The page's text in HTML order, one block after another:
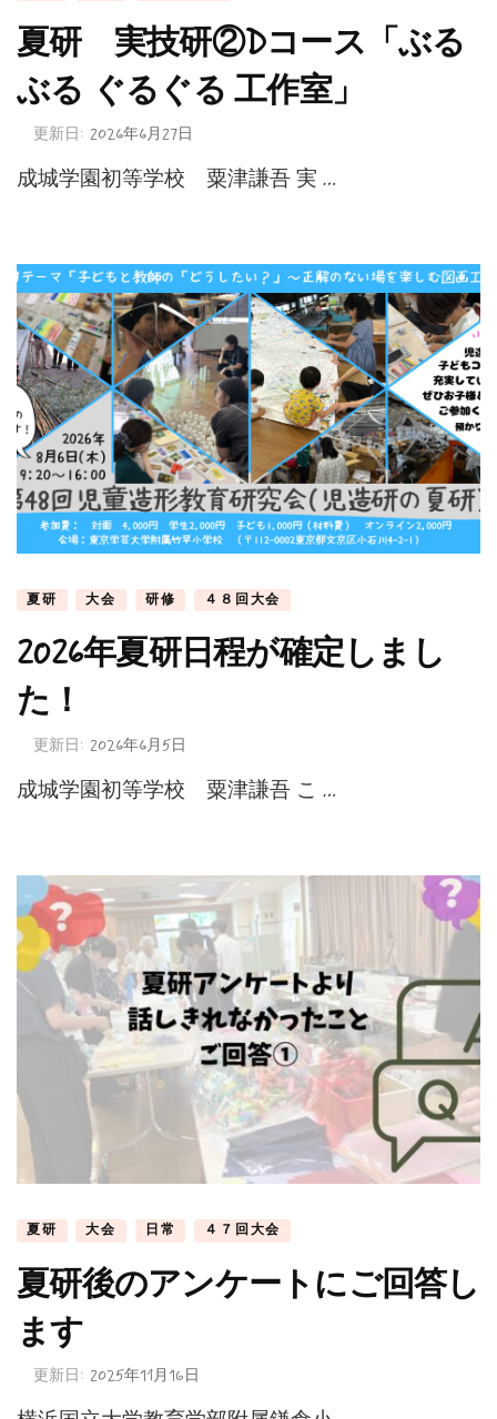
夏研 実技研②Dコース「ぶる
ぶる ぐるぐる 工作室」
更新日: 2026年6月27日
成城学園初等学校 粟津謙吾 実 …
夏研 大会 研修 ４８回大会
2026年夏研日程が確定しまし
た！
更新日: 2026年6月5日
成城学園初等学校 粟津謙吾 こ …
夏研 大会 日常 ４７回大会
夏研後のアンケートにご回答し
ます
更新日: 2025年11月16日